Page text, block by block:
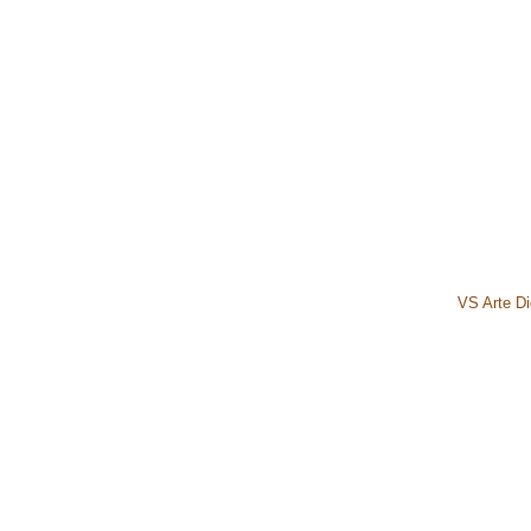
VS Arte